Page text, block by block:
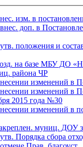
изм. в
доп. в
положения и
на базе МБУ ДО
района ЧР
изменений в
изменений в
2015 года №30
изменений в
муниц. ДОУ
Порядка сбора